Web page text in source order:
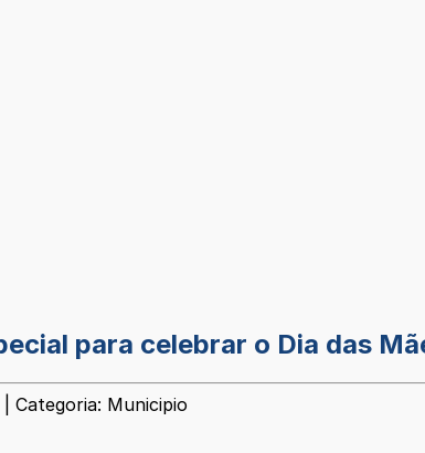
para celebrar o Dia das
Categoria: Municipio